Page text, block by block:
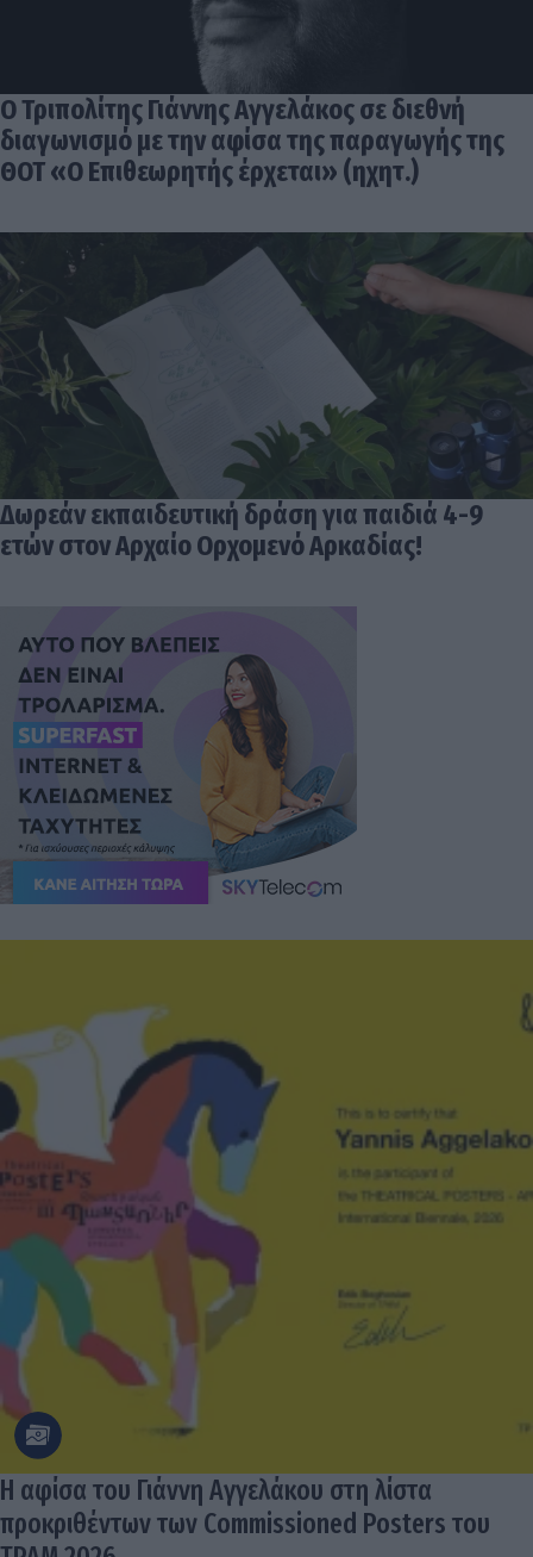
Ο Τριπολίτης Γιάννης Αγγελάκος σε διεθνή
διαγωνισμό με την αφίσα της παραγωγής της
ΘΟΤ «Ο Επιθεωρητής έρχεται» (ηχητ.)
Δωρεάν εκπαιδευτική δράση για παιδιά 4-9
ετών στον Αρχαίο Ορχομενό Αρκαδίας!
Η αφίσα του Γιάννη Αγγελάκου στη λίστα
προκριθέντων των Commissioned Posters του